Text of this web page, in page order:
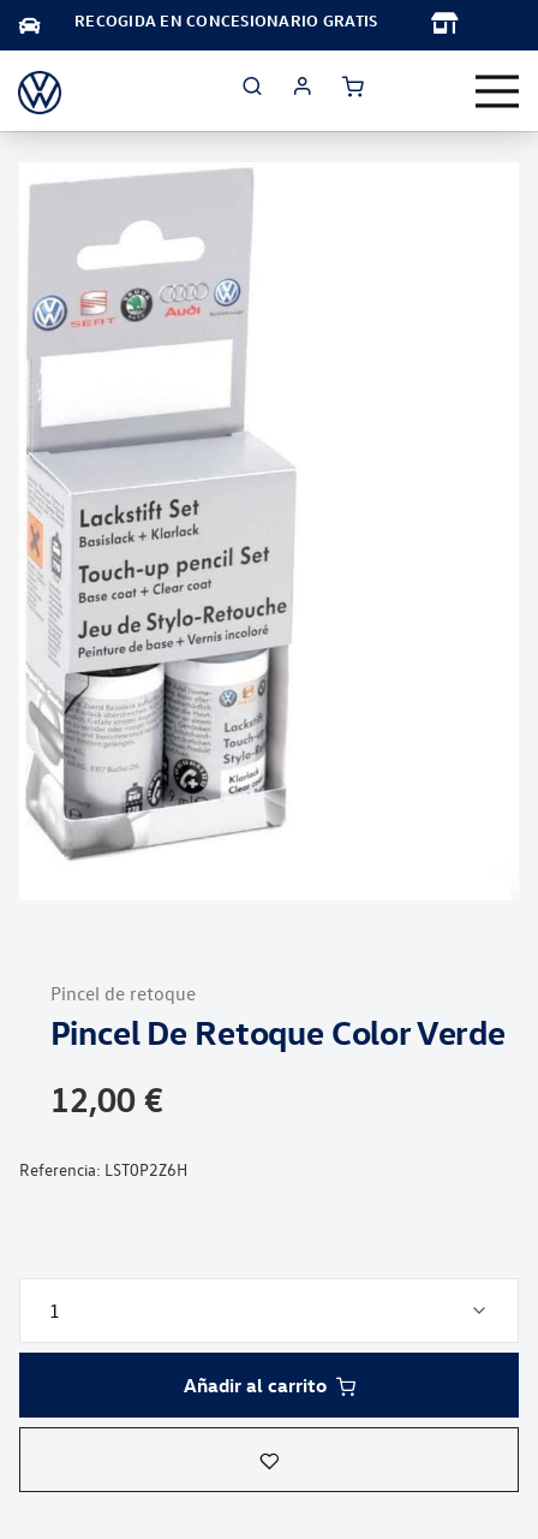
RECOGIDA EN CONCESIONARIO GRATIS
Pincel de retoque
Pincel De Retoque Color Verde
12,00 €
Referencia: LST0P2Z6H
Añadir al carrito
Saltar
galería
imágenes
comienzo
galería